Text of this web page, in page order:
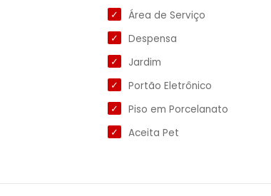
Área de Serviço
Despensa
Jardim
Portão Eletrônico
Piso em Porcelanato
Aceita Pet